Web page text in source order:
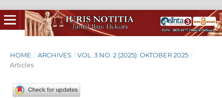
HOME / ARCHIVES / VOL. 3 NO. 2 (2025): OKTOBER 2025 /
Articles